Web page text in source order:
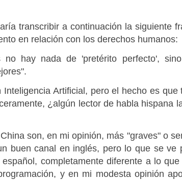
transcribir a continuación la siguiente
en relación con los derechos humanos:
no hay nada de 'pretérito perfecto',
Artificial, pero el hecho es
¿algún lector de habla hispana
son, en mi opinión, más "graves" o
buen canal en inglés, pero lo que se
completamente diferente a lo
y en mi modesta opinión